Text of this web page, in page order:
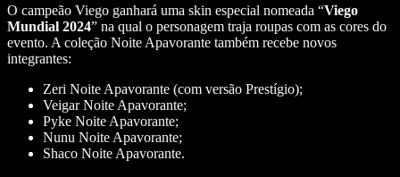
O campeão Viego ganhará uma skin especial nomeada “Viego
Mundial 2024” na qual o personagem traja roupas com as cores do
evento. A coleção Noite Apavorante também recebe novos
integrantes:
Zeri Noite Apavorante (com versão Prestígio);
Veigar Noite Apavorante;
Pyke Noite Apavorante;
Nunu Noite Apavorante;
Shaco Noite Apavorante.